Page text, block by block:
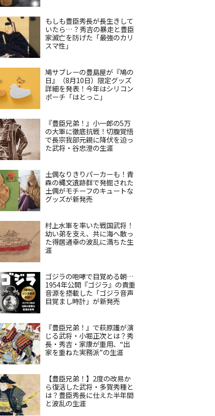
もしも豊臣秀長が長生きして
いたら…？秀吉の暴走と豊臣
家滅亡を防げた「最強のカリ
スマ性」
鳩サブレーの豊島屋が『鳩の
日』（8月10日）限定グッズ
詳細を発表！今年はシリコン
ポーチ「はとっこ」
『豊臣兄弟！』小一郎の5万
の大軍に徹底抗戦！切腹覚悟
で長宗我部元親に降伏を迫っ
た武将・谷忠澄の生涯
土偶なりきりパーカーも！青
森の縄文遺跡群で発掘された
土偶がモチーフのキュートな
グッズが新発売
村上水軍を率いた戦国武将！
幼い弟を支え、共に海へ散っ
た得居通幸の波乱に満ちた生
涯
ゴジラの咆哮で目覚める朝…
1954年公開『ゴジラ』の貴重
音源を搭載した「ゴジラ音声
目覚まし時計」が新発売
『豊臣兄弟！』で萩原護が演
じる武将・小堀正次とは？秀
長・秀吉・家康が重用、“出
家を重ねた実務派”の生涯
【豊臣兄弟！】2度の改易か
ら復活した武将・多賀秀種と
は？豊臣秀長に仕えた半年間
と波乱の生涯